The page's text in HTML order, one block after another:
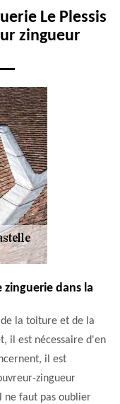
Le Plessis
zingueur
dans la
la toiture et de la
il est nécessaire d'en
il est
zingueur
ne faut pas oublier